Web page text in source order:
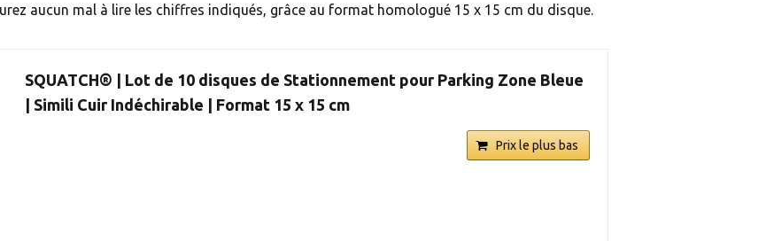
aucun mal à lire les chiffres indiqués, grâce au format homologué 15 x 15 cm du disque.
SQUATCH® | Lot de 10 disques de Stationnement pour Parking Zone Bleue
| Simili Cuir Indéchirable | Format 15 x 15 cm
Prix le plus bas